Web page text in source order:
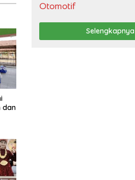
dan
Otomotif
Selengkapnya